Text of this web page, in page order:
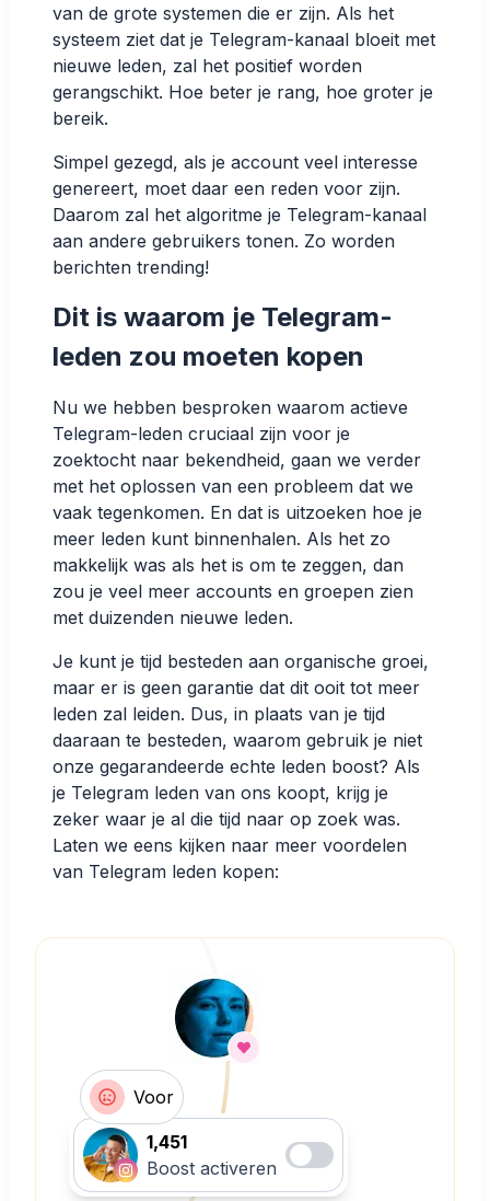
van de grote systemen die er zijn. Als het
systeem ziet dat je Telegram-kanaal bloeit met
nieuwe leden, zal het positief worden
gerangschikt. Hoe beter je rang, hoe groter je
bereik.
Simpel gezegd, als je account veel interesse
genereert, moet daar een reden voor zijn.
Daarom zal het algoritme je Telegram-kanaal
aan andere gebruikers tonen. Zo worden
berichten trending!
Dit is waarom je Telegram-
leden zou moeten kopen
Nu we hebben besproken waarom actieve
Telegram-leden cruciaal zijn voor je
zoektocht naar bekendheid, gaan we verder
met het oplossen van een probleem dat we
vaak tegenkomen. En dat is uitzoeken hoe je
meer leden kunt binnenhalen. Als het zo
makkelijk was als het is om te zeggen, dan
zou je veel meer accounts en groepen zien
met duizenden nieuwe leden.
Je kunt je tijd besteden aan organische groei,
maar er is geen garantie dat dit ooit tot meer
leden zal leiden. Dus, in plaats van je tijd
daaraan te besteden, waarom gebruik je niet
onze gegarandeerde echte leden boost? Als
je Telegram leden van ons koopt, krijg je
zeker waar je al die tijd naar op zoek was.
Laten we eens kijken naar meer voordelen
van Telegram leden kopen:
Voor
1,451
Boost activeren